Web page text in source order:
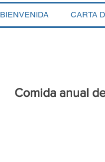
Comida anual
BIENVENIDA CARTA